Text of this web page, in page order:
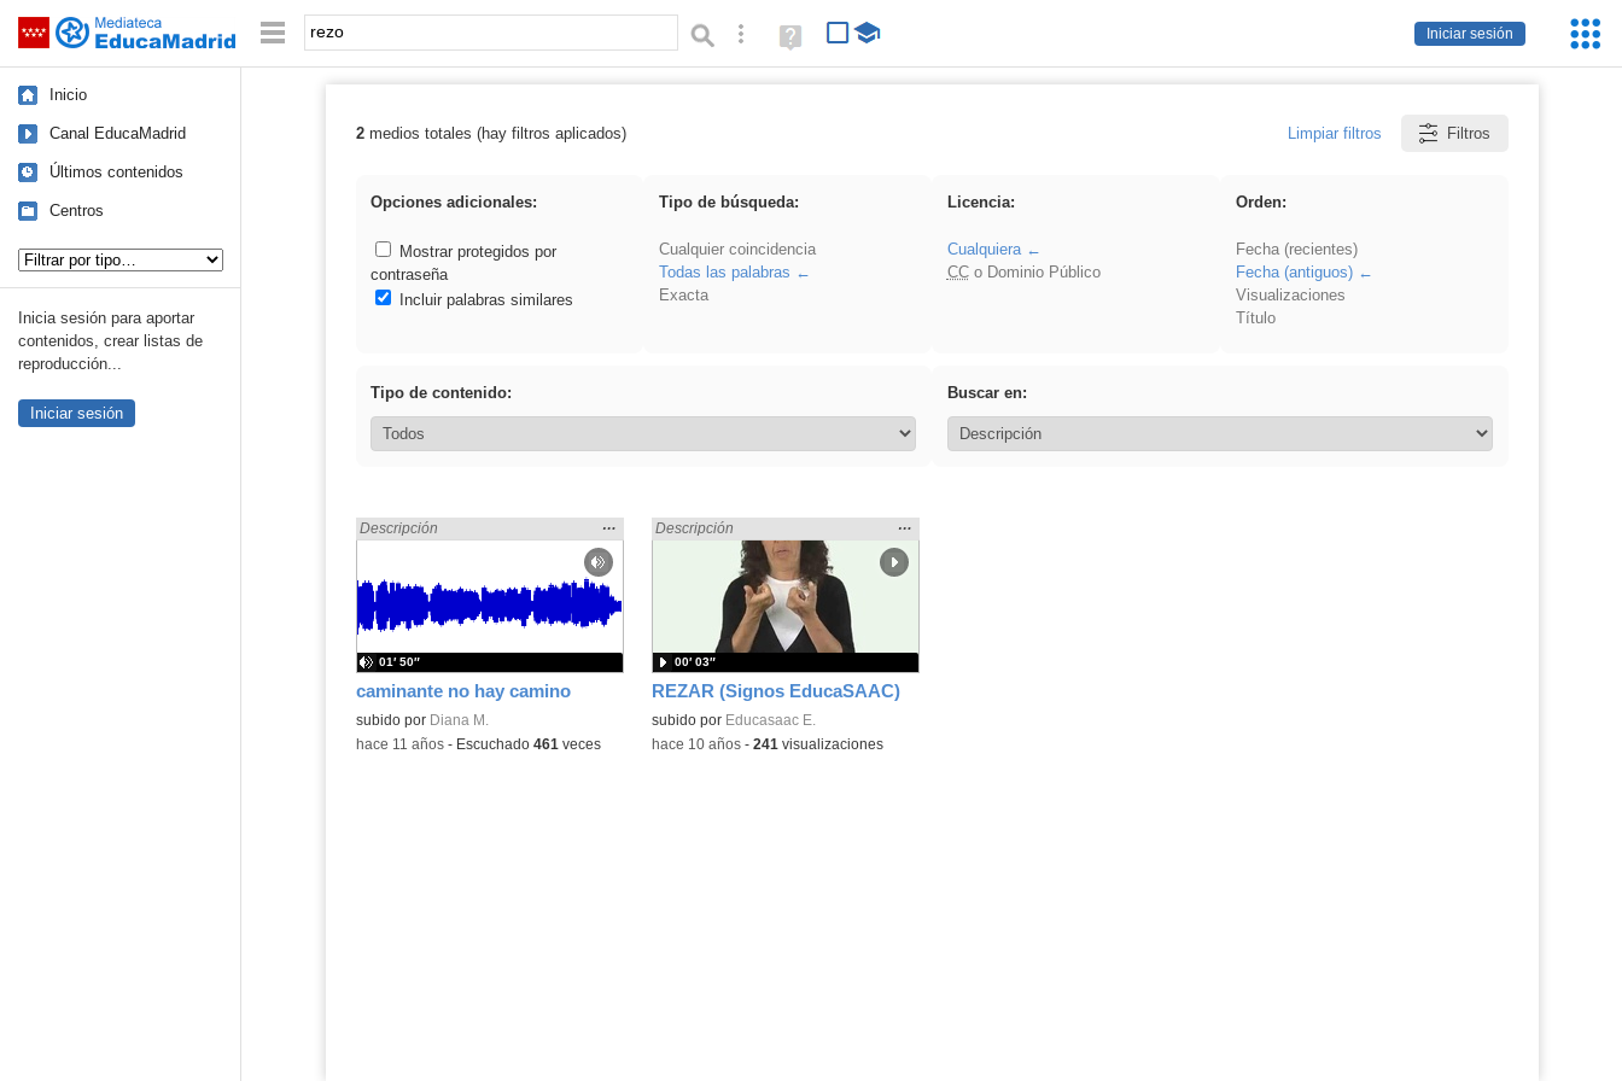
Saltar navegación
Iniciar sesión
Palabra o frase: Búsqueda avanzada
Ayuda
(en
Inicio
Canal EducaMadrid
Últimos contenidos
Centros
Inicia sesión para aportar
contenidos, crear listas de
reproducción...
Iniciar sesión
Resultados de: rezo
2medios totales (hay filtros aplicados) Limpiar filtros Filtros
Opciones adicionales:
Mostrar protegidos por
contraseña
Incluir palabras similares
Tipo de búsqueda:
Cualquier coincidencia
Todas las palabras
Exacta
Licencia:
Cualquiera
CCo Dominio Público
Orden:
Fecha (recientes)
Fecha (antiguos)
Visualizaciones
Título
Tipo de contenido: Buscar en:
caminante no hay camino
Encontrado «rezo» en:
Descripción
Mostrar
la
ubicación
de la
búsqueda
…
subido por Diana M.
01′ 50″
-hace 11 años- Escuchado 461 veces
REZAR (Signos EducaSAAC)
Encontrado «rezo» en:
Descripción
Mostrar
la
ubicación
…
subido por Educasaac E.
00′ 03″
-hace 10 años- 241 visualizaciones